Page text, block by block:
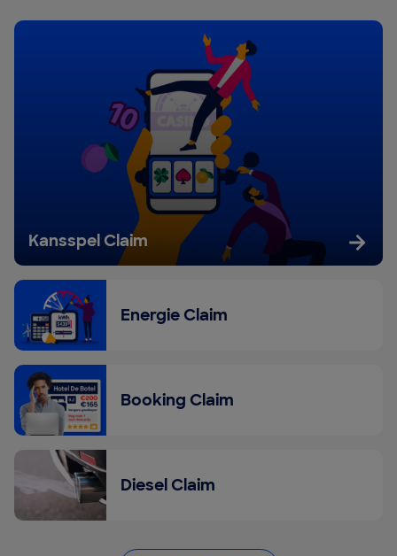
Kansspel Claim
Energie Claim
Booking Claim
Diesel Claim